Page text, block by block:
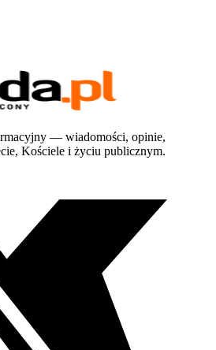
— wiadomości, opinie,
Kościele i życiu publicznym.